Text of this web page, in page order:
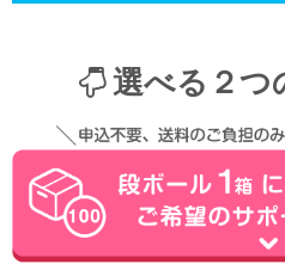
選べる２つ